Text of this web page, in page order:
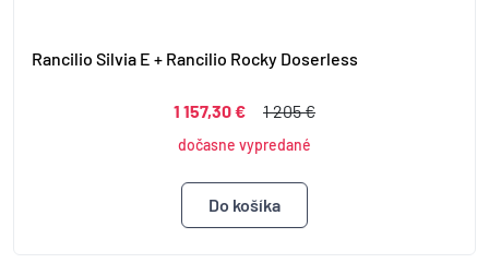
Rancilio Silvia E + Rancilio Rocky Doserless
1 157,30 € 1 205 €
dočasne vypredané